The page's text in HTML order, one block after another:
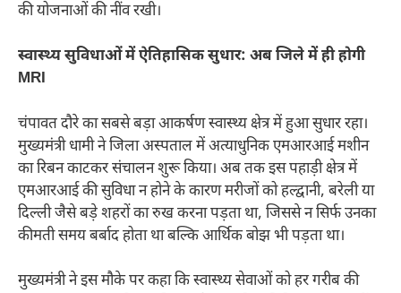
की योजनाओं की नींव रखी।
स्वास्थ्य सुविधाओं में ऐतिहासिक सुधार: अब जिले में ही होगी
MRI
चंपावत दौरे का सबसे बड़ा आकर्षण स्वास्थ्य क्षेत्र में हुआ सुधार रहा।
मुख्यमंत्री धामी ने जिला अस्पताल में अत्याधुनिक एमआरआई मशीन
का रिबन काटकर संचालन शुरू किया। अब तक इस पहाड़ी क्षेत्र में
एमआरआई की सुविधा न होने के कारण मरीजों को हल्द्वानी, बरेली या
दिल्ली जैसे बड़े शहरों का रुख करना पड़ता था, जिससे न सिर्फ उनका
कीमती समय बर्बाद होता था बल्कि आर्थिक बोझ भी पड़ता था।
मुख्यमंत्री ने इस मौके पर कहा कि स्वास्थ्य सेवाओं को हर गरीब की